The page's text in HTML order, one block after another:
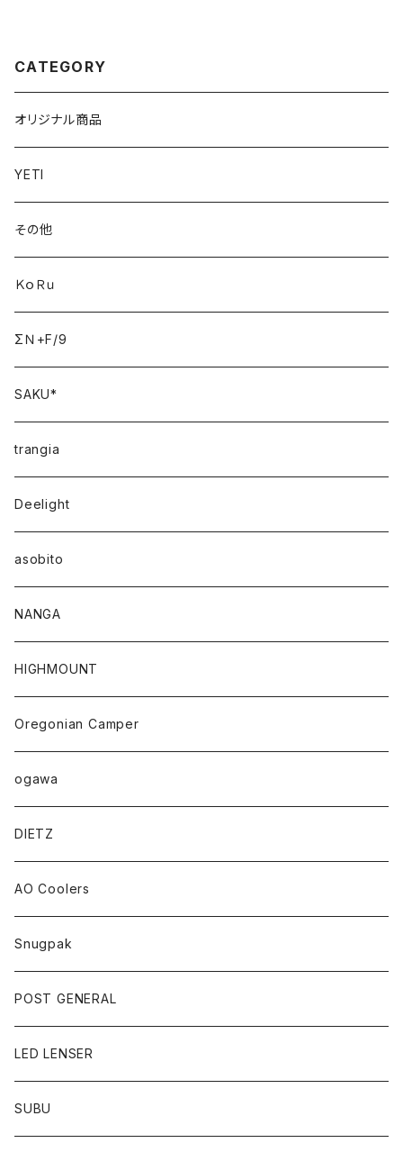
CATEGORY
オリジナル商品
YETI
その他
ＫｏＲｕ
ΣＮ+F/9
SAKU*
trangia
Deelight
asobito
NANGA
HIGHMOUNT
Oregonian Camper
ogawa
DIETZ
AO Coolers
Snugpak
POST GENERAL
LED LENSER
SUBU